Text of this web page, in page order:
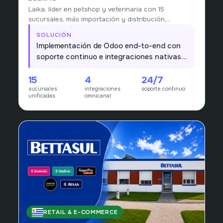
Laika, líder en petshop y veterinaria con 15
sucursales, más importación y distribución,
operaba con stock fragmentado y procesos que
no escalaban al ritmo de la red.
SOLUCIÓN
Implementación de Odoo end-to-end con
soporte continuo e integraciones nativas
con PedidosYa, Mercado Libre, Rondanet y
Fenicio para un único núcleo operativo y
comercial.
15
sucursales
unificadas
4
integraciones
omnicanal
24/7
soporte continuo
URUGUAY
RETAIL & E-COMMERCE